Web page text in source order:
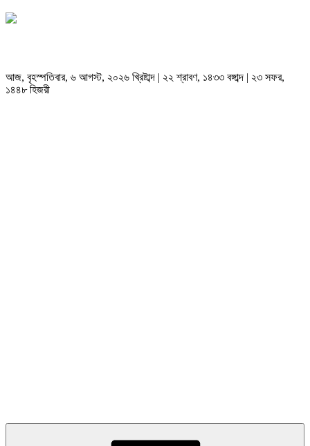
আজ, বৃহস্পতিবার, ৬ আগস্ট, ২০২৬ খ্রিষ্টাব্দ | ২২ শ্রাবণ, ১৪৩৩ বঙ্গাব্দ | ২৩ সফর,
১৪৪৮ হিজরী